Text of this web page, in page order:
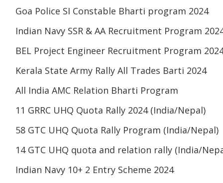
Goa Police SI Constable Bharti program 2024
Indian Navy SSR & AA Recruitment Program
BEL Project Engineer Recruitment Program
Kerala State Army Rally All Trades Barti 2024
All India AMC Relation Bharti Program
11 GRRC UHQ Quota Rally 2024 (India/Nepal)
58 GTC UHQ Quota Rally Program (India/Nepal)
14 GTC UHQ quota and relation rally (India/
Indian Navy 10+ 2 Entry Scheme 2024